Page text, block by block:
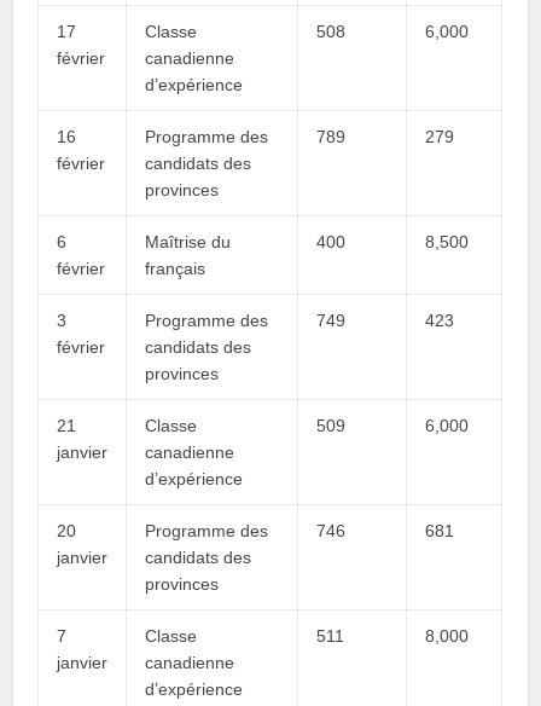
17
février
Classe
canadienne
d’expérience
508 6,000
16
février
Programme des
candidats des
provinces
789 279
6
février
Maîtrise du
français
400 8,500
3
février
Programme des
candidats des
provinces
749 423
21
janvier
Classe
canadienne
d’expérience
509 6,000
20
janvier
Programme des
candidats des
provinces
746 681
7
janvier
Classe
canadienne
d’expérience
511 8,000